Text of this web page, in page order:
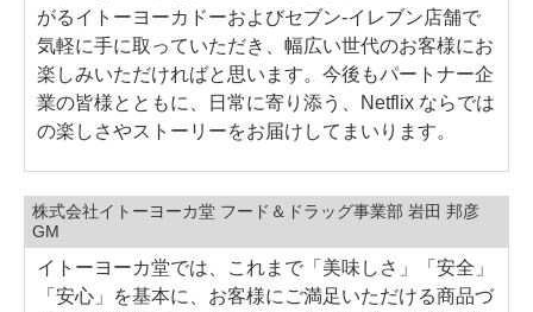
がるイトーヨーカドーおよびセブン-イレブン店舗で
気軽に手に取っていただき、幅広い世代のお客様にお
楽しみいただければと思います。今後もパートナー企
業の皆様とともに、日常に寄り添う、Netflix ならでは
の楽しさやストーリーをお届けしてまいります。
株式会社イトーヨーカ堂 フード＆ドラッグ事業部 岩田 邦彦
GM
イトーヨーカ堂では、これまで「美味しさ」「安全」
「安心」を基本に、お客様にご満足いただける商品づ